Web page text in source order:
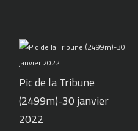
Pic de la Tribune
(2499m)-30 janvier
2022